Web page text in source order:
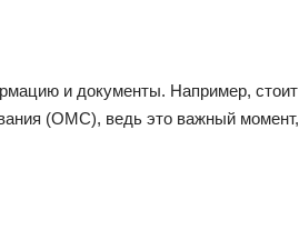
и документы. Например, стоит
(ОМС), ведь это важный момент,